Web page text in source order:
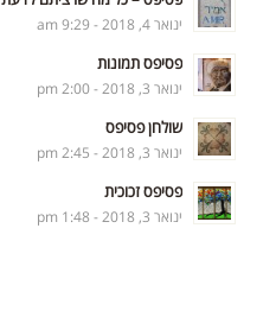
ינואר 4, 2018 - 9:29 am
פסיפס תמונות
ינואר 3, 2018 - 2:00 pm
שולחן פסיפס
ינואר 3, 2018 - 2:45 pm
פסיפס זכוכית
ינואר 3, 2018 - 1:48 pm